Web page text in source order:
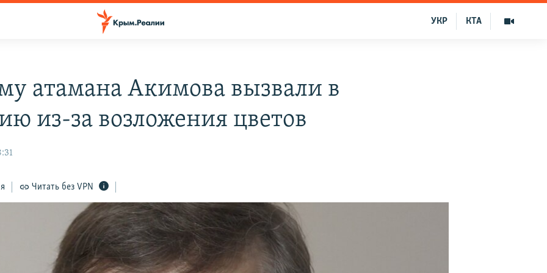
КТА
УКР
атамана Акимова вызвали в
из-за возложения цветов
Читать без VPN